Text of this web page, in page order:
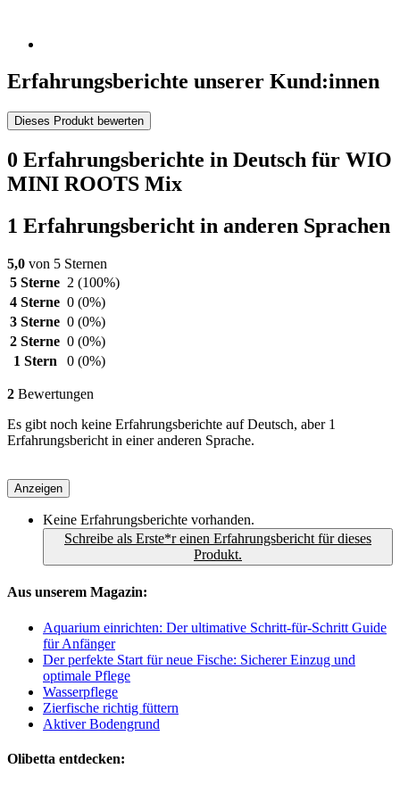
Erfahrungsberichte unserer Kund:innen
Dieses Produkt bewerten
0 Erfahrungsberichte in Deutsch für WIO
MINI ROOTS Mix
1 Erfahrungsbericht in anderen Sprachen
5,0 von 5 Sternen
5 Sterne 2 (100%)
4 Sterne 0 (0%)
3 Sterne 0 (0%)
2 Sterne 0 (0%)
1 Stern
0 (0%)
2 Bewertungen
Es gibt noch keine Erfahrungsberichte auf Deutsch, aber 1
Erfahrungsbericht in einer anderen Sprache.
Anzeigen
Keine Erfahrungsberichte vorhanden.
Schreibe als Erste*r einen Erfahrungsbericht für dieses
Produkt.
Aus unserem Magazin:
Aquarium einrichten: Der ultimative Schritt-für-Schritt Guide
für Anfänger
Der perfekte Start für neue Fische: Sicherer Einzug und
optimale Pflege
Wasserpflege
Zierfische richtig füttern
Aktiver Bodengrund
Olibetta entdecken: